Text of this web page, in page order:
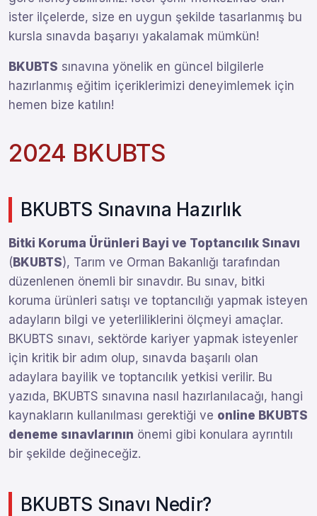
ister ilçelerde, size en uygun şekilde tasarlanmış bu
kursla sınavda başarıyı yakalamak mümkün!
BKUBTS sınavına yönelik en güncel bilgilerle
hazırlanmış eğitim içeriklerimizi deneyimlemek için
hemen bize katılın!
2024 BKUBTS
BKUBTS Sınavına Hazırlık
Bitki Koruma Ürünleri Bayi ve Toptancılık Sınavı
( BKUBTS), Tarım ve Orman Bakanlığı tarafından
düzenlenen önemli bir sınavdır. Bu sınav, bitki
koruma ürünleri satışı ve toptancılığı yapmak isteyen
adayların bilgi ve yeterliliklerini ölçmeyi amaçlar.
BKUBTS sınavı, sektörde kariyer yapmak isteyenler
için kritik bir adım olup, sınavda başarılı olan
adaylara bayilik ve toptancılık yetkisi verilir. Bu
yazıda, BKUBTS sınavına nasıl hazırlanılacağı, hangi
kaynakların kullanılması gerektiği ve online BKUBTS
deneme sınavlarının önemi gibi konulara ayrıntılı
bir şekilde değineceğiz.
BKUBTS Sınavı Nedir?